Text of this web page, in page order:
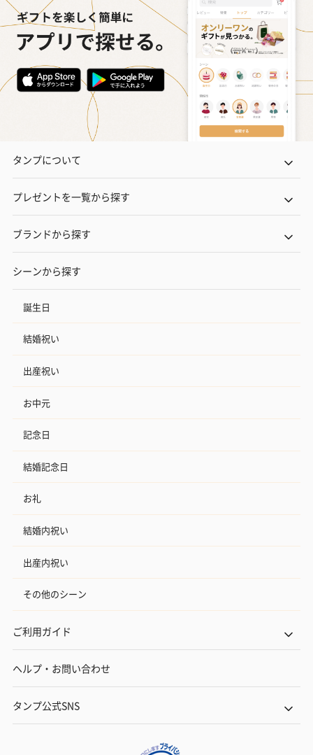
タンプについて
プレゼントを一覧から探す
ブランドから探す
シーンから探す
誕生日
結婚祝い
出産祝い
お中元
記念日
結婚記念日
お礼
結婚内祝い
出産内祝い
その他のシーン
ご利用ガイド
ヘルプ・お問い合わせ
タンプ公式SNS